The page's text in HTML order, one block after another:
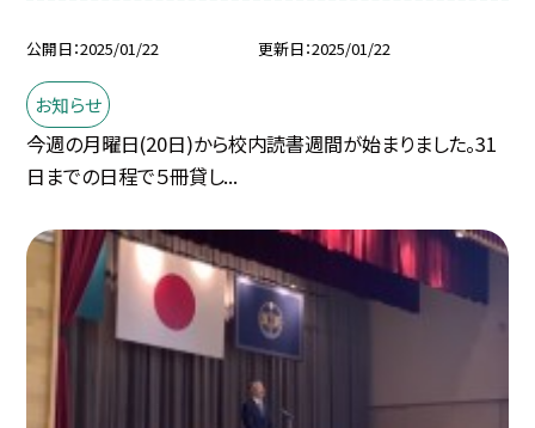
公開日 2025/01/22 更新日 2025/01/22
お知らせ
今週の月曜日(20日)から校内読書週間が始まりました。31
日までの日程で５冊貸し...